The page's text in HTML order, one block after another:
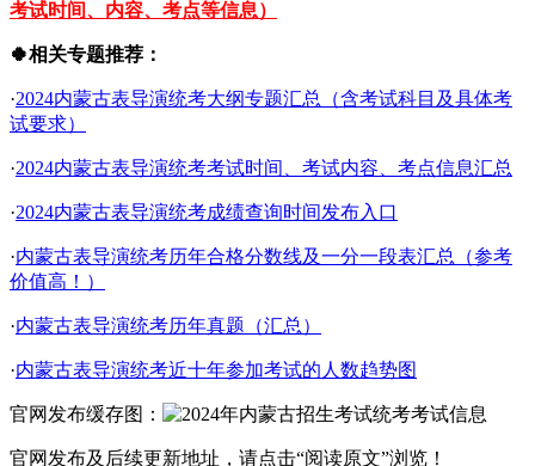
考试时间、内容、考点等信息）
🍀相关专题推荐：
·2024内蒙古表导演统考大纲专题汇总（含考试科目及具体考
试要求）
·2024内蒙古表导演统考考试时间、考试内容、考点信息汇总
·2024内蒙古表导演统考成绩查询时间发布入口
·内蒙古表导演统考历年合格分数线及一分一段表汇总（参考
价值高！）
·内蒙古表导演统考历年真题（汇总）
·内蒙古表导演统考近十年参加考试的人数趋势图
官网发布缓存图：
官网发布及后续更新地址，请点击“阅读原文”浏览！